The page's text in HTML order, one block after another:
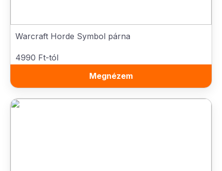
Warcraft Horde Symbol párna
4990 Ft-tól
Megnézem